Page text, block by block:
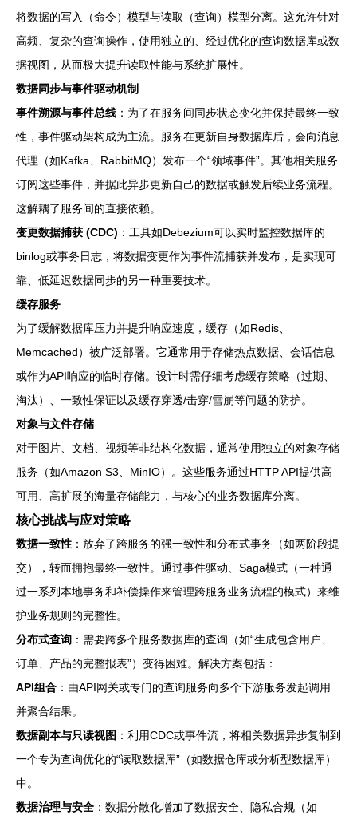
将数据的写入（命令）模型与读取（查询）模型分离。这允许针对
高频、复杂的查询操作，使用独立的、经过优化的查询数据库或数
据视图，从而极大提升读取性能与系统扩展性。
数据同步与事件驱动机制
事件溯源与事件总线 ：为了在服务间同步状态变化并保持最终一致
性，事件驱动架构成为主流。服务在更新自身数据库后，会向消息
代理（如Kafka、RabbitMQ）发布一个“领域事件”。其他相关服务
订阅这些事件，并据此异步更新自己的数据或触发后续业务流程。
这解耦了服务间的直接依赖。
变更数据捕获 (CDC) ：工具如Debezium可以实时监控数据库的
binlog或事务日志，将数据变更作为事件流捕获并发布，是实现可
靠、低延迟数据同步的另一种重要技术。
缓存服务
为了缓解数据库压力并提升响应速度，缓存（如Redis、
Memcached）被广泛部署。它通常用于存储热点数据、会话信息
或作为API响应的临时存储。设计时需仔细考虑缓存策略（过期、
淘汰）、一致性保证以及缓存穿透/击穿/雪崩等问题的防护。
对象与文件存储
对于图片、文档、视频等非结构化数据，通常使用独立的对象存储
服务（如Amazon S3、MinIO）。这些服务通过HTTP API提供高
可用、高扩展的海量存储能力，与核心的业务数据库分离。
核心挑战与应对策略
数据一致性 ：放弃了跨服务的强一致性和分布式事务（如两阶段提
交），转而拥抱最终一致性。通过事件驱动、Saga模式（一种通
过一系列本地事务和补偿操作来管理跨服务业务流程的模式）来维
护业务规则的完整性。
分布式查询 ：需要跨多个服务数据库的查询（如“生成包含用户、
订单、产品的完整报表”）变得困难。解决方案包括：
API组合 ：由API网关或专门的查询服务向多个下游服务发起调用
并聚合结果。
数据副本与只读视图 ：利用CDC或事件流，将相关数据异步复制到
一个专为查询优化的“读取数据库”（如数据仓库或分析型数据库）
中。
数据治理与安全 ：数据分散化增加了数据安全、隐私合规（如